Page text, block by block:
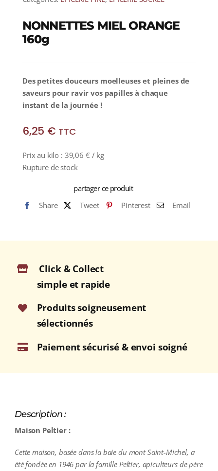
NONNETTES MIEL ORANGE
160g
Des petites douceurs moelleuses et pleines de
saveurs pour ravir vos papilles à chaque
instant de la journée !
6,25 € TTC
Prix au kilo : 39,06 € / kg
Rupture de stock
partager ce produit
Share
Tweet Pinterest Email
Click & Collect
simple et rapide
Produits soigneusement
sélectionnés
Paiement sécurisé & envoi soigné
Description :
Maison Peltier :
Cette maison, basée dans la baie du mont Saint-Michel, a
été fondée en 1946 par la famille Peltier, apiculteurs de père